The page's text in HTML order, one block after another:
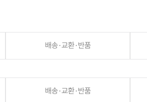
배송·교환·반품
배송·교환·반품